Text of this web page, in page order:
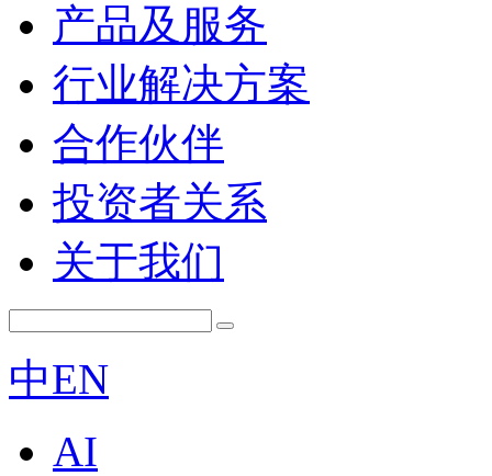
产品及服务
行业解决方案
合作伙伴
投资者关系
关于我们
中EN
AI